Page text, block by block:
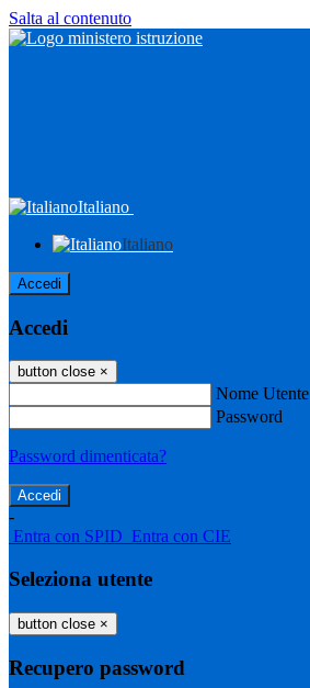
Salta al contenuto
Italiano
Italiano
Accedi
Accedi
button close ×
Nome Utente
Password
Password dimenticata?
-
Entra con SPID Entra con CIE
Seleziona utente
button close ×
Recupero password